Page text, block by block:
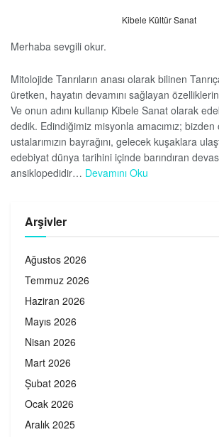
Kibele Kültür Sanat
Merhaba sevgili okur.
Mitolojide Tanrıların anası olarak bilinen
üretken, hayatın devamını sağlayan
Ve onun adını kullanıp Kibele Sanat olarak
dedik. Edindiğimiz misyonla amacımız;
ustalarımızın bayrağını, gelecek kuşaklara
edebiyat dünya tarihini içinde barındıran
ansiklopedidir… Devamını Oku
Arşivler
Ağustos 2026
Temmuz 2026
Haziran 2026
Mayıs 2026
Nisan 2026
Mart 2026
Şubat 2026
Ocak 2026
Aralık 2025